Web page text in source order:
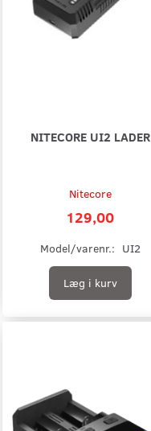
NITECORE UI2 LADER
Nitecore
129,00
Model/varenr.: UI2
Læg i kurv